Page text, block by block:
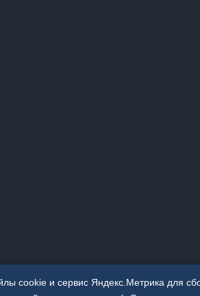
cookie и сервис Яндекс.Метрика для